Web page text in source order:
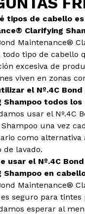
tipos de cabello
Clarifying
Maintenance®
todo tipo de cabello
excesiva de
viven en zonas
el Nº.4C
Shampoo todos los
usar el Nº.4C
una vez
como
de lavado.
usar el Nº.4C
Shampoo en
Maintenance®
es seguro para
esperar al